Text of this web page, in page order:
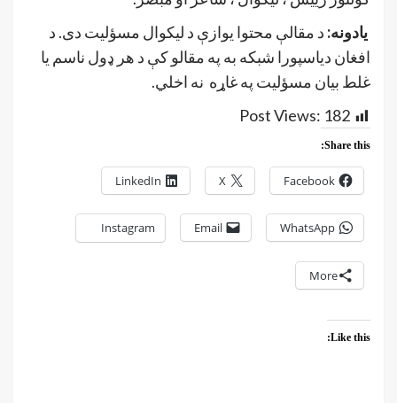
یادونه: د مقالې محتوا یوازې د لیکوال مسؤلیت دی. د
افغان دیاسپورا شبکه به په مقالو کې د هر ډول ناسم یا
غلط بیان مسؤلیت په غاړه نه اخلي.
Post Views: 182
Share this:
Facebook
X
LinkedIn
WhatsApp
Email
Instagram
More
Like this: